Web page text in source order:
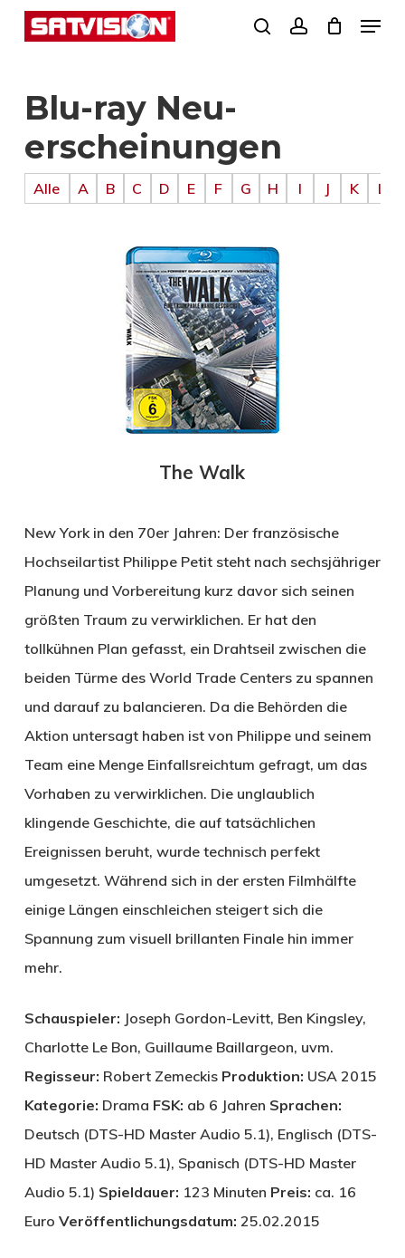
Skip
content
search
Menu
Blu-ray Neu­
erscheinung­en
Alle A B C D E F G H I J K L
The Walk
New York in den 70er Jahren: Der französische
Hochseilartist Philippe Petit steht nach sechsjähriger
Planung und Vorbereitung kurz davor sich seinen
größten Traum zu verwirklichen. Er hat den
tollkühnen Plan gefasst, ein Drahtseil zwischen die
beiden Türme des World Trade Centers zu spannen
und darauf zu balancieren. Da die Behörden die
Aktion untersagt haben ist von Philippe und seinem
Team eine Menge Einfallsreichtum gefragt, um das
Vorhaben zu verwirklichen. Die unglaublich
klingende Geschichte, die auf tatsächlichen
Ereignissen beruht, wurde technisch perfekt
umgesetzt. Während sich in der ersten Filmhälfte
einige Längen einschleichen steigert sich die
Spannung zum visuell brillanten Finale hin immer
mehr.
Schauspieler: Joseph Gordon-Levitt, Ben Kingsley,
Charlotte Le Bon, Guillaume Baillargeon, uvm.
Regisseur: Robert Zemeckis Produktion: USA 2015
Kategorie: Drama FSK: ab 6 Jahren Sprachen:
Deutsch (DTS-HD Master Audio 5.1), Englisch (DTS-
HD Master Audio 5.1), Spanisch (DTS-HD Master
Audio 5.1) Spieldauer: 123 Minuten Preis: ca. 16
Euro Veröffentlichungsdatum: 25.02.2015